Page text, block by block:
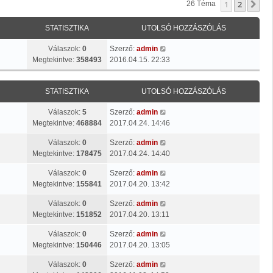
26 Téma 1 2
STATISZTIKA UTOLSÓ HOZZÁSZÓLÁS
Válaszok: 0
Megtekintve: 358493
Szerző: admin
2016.04.15. 22:33
STATISZTIKA UTOLSÓ HOZZÁSZÓLÁS
Válaszok: 5
Megtekintve: 468884
Szerző: admin
2017.04.24. 14:46
Válaszok: 0
Megtekintve: 178475
Szerző: admin
2017.04.24. 14:40
Válaszok: 0
Megtekintve: 155841
Szerző: admin
2017.04.20. 13:42
Válaszok: 0
Megtekintve: 151852
Szerző: admin
2017.04.20. 13:11
Válaszok: 0
Megtekintve: 150446
Szerző: admin
2017.04.20. 13:05
Válaszok: 0
Szerző: admin